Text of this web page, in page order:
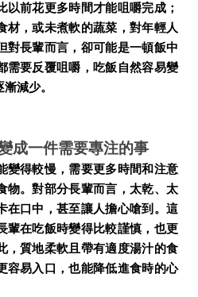
前花更多時間才能咀嚼完成；
材，或未煮軟的蔬菜，對年輕人
對長輩而言，卻可能是一頓飯中
需要反覆咀嚼，吃飯自然容易變
減少。
成一件需要專注的事
變得較慢，需要更多時間和注意
物。對部分長輩而言，太乾、太
在口中，甚至讓人擔心嗆到。這
輩在吃飯時變得比較謹慎，也更
，質地柔軟且帶有適度湯汁的食
容易入口，也能降低進食時的心